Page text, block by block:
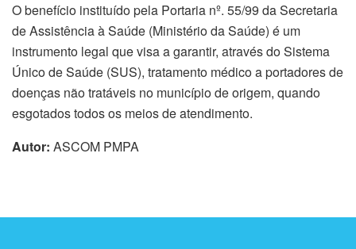
O benefício instituído pela Portaria nº. 55/99 da Secretaria
de Assistência à Saúde (Ministério da Saúde) é um
instrumento legal que visa a garantir, através do Sistema
Único de Saúde (SUS), tratamento médico a portadores de
doenças não tratáveis no município de origem, quando
esgotados todos os meios de atendimento.
Autor: ASCOM PMPA